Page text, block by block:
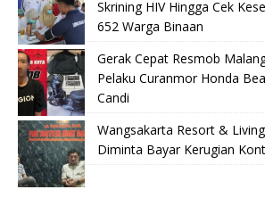
Skrining HIV Hingga Cek
652 Warga Binaan
Gerak Cepat Resmob
Pelaku Curanmor Honda
Candi
Wangsakarta Resort &
Diminta Bayar Kerugian